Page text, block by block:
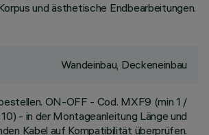
und ästhetische Endbearbeitungen.
Wandeinbau, Deckeneinbau
ON-OFF - Cod. MXF9 (min 1 /
- in der Montageanleitung Länge und
Kabel auf Kompatibilität überprüfen.